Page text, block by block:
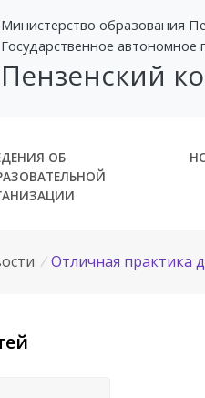
Министерство образования
Государственное
Пензенский
ОБ
/ Отличная практика